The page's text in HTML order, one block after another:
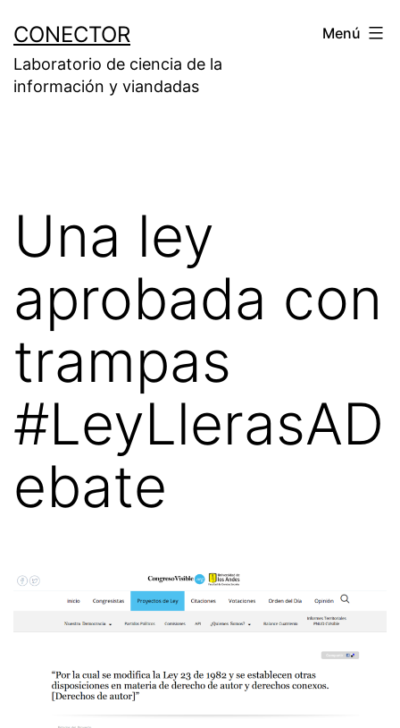
contenido
CONECTOR
Laboratorio de ciencia de la
información y viandadas
Menú
Una ley
aprobada con
trampas
#LeyLlerasAD
ebate